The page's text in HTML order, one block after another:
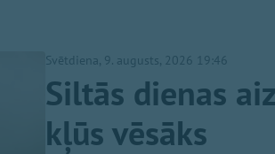
Svētdiena, 9. augusts, 2026 19:46
Siltās dienas
kļūs vēsāks